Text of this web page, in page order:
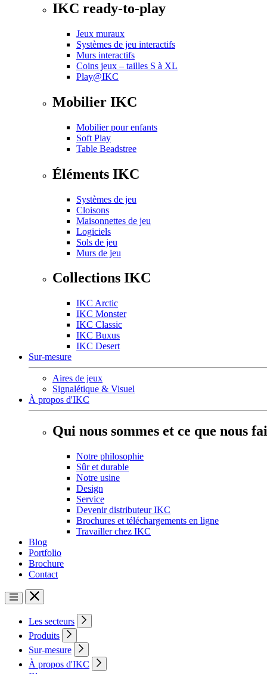
IKC ready-to-play
Jeux muraux
Systèmes de jeu interactifs
Murs interactifs
Coins jeux – tailles S à XL
Play@IKC
Mobilier IKC
Mobilier pour enfants
Soft Play
Table Beadstree
Éléments IKC
Systèmes de jeu
Cloisons
Maisonnettes de jeu
Logiciels
Sols de jeu
Murs de jeu
Collections IKC
IKC Arctic
IKC Monster
IKC Classic
IKC Buxus
IKC Desert
Sur-mesure
Aires de jeux
Signalétique & Visuel
À propos d'IKC
Qui nous sommes et ce que nous
Notre philosophie
Sûr et durable
Notre usine
Design
Service
Devenir distributeur IKC
Brochures et téléchargements en ligne
Travailler chez IKC
Blog
Portfolio
Brochure
Contact
Les secteurs
Produits
Sur-mesure
À propos d'IKC